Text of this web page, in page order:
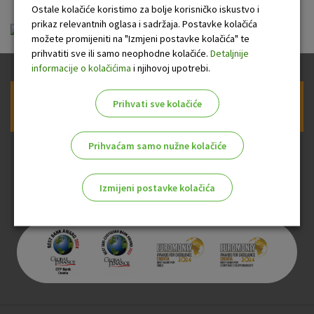
ou-visa-gold_20130701.pdf
Prijava na newsletter OTP banke
Ostale kolačiće koristimo za bolje korisničko iskustvo i
prikaz relevantnih oglasa i sadržaja. Postavke kolačića
možete promijeniti na "Izmjeni postavke kolačića" te
prihvatiti sve ili samo neophodne kolačiće. Detaljnije
informacije o kolačićima i njihovoj upotrebi.
Prihvati sve kolačiće
Prihvaćam samo nužne kolačiće
Izmijeni postavke kolačića